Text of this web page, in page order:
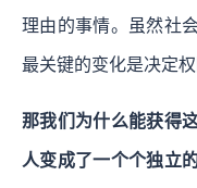
理由的事情。虽然社
最关键的变化是决定权
那我们为什么能获得
人变成了一个个独立